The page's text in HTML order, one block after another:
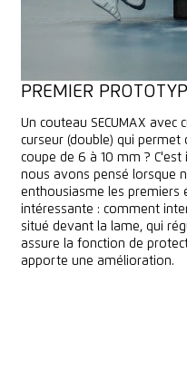
PREMIER
Un couteau SECUMAX avec
curseur (double) qui
coupe de 6 à 10 mm ?
nous avons pensé lorsque
enthousiasme les premiers
intéressante : comment
situé devant la lame, qui
assure la fonction de
apporte une amélioration.